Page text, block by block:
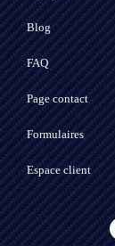
Blog
FAQ
Page contact
Formulaires
Espace client